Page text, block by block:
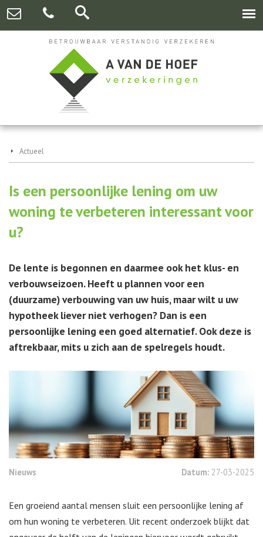
Actueel
Is een persoonlijke lening om uw
woning te verbeteren interessant voor
u?
De lente is begonnen en daarmee ook het klus- en
verbouwseizoen. Heeft u plannen voor een
(duurzame) verbouwing van uw huis, maar wilt u uw
hypotheek liever niet verhogen? Dan is een
persoonlijke lening een goed alternatief. Ook deze is
aftrekbaar, mits u zich aan de spelregels houdt.
Nieuws Datum: 27-03-2025
Een groeiend aantal mensen sluit een persoonlijke lening af
om hun woning te verbeteren. Uit recent onderzoek blijkt dat